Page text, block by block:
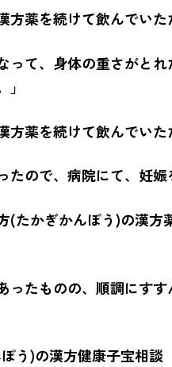
方薬を続けて飲んでいた
って、身体の重さがとれ
方薬を続けて飲んでいた
たので、病院にて、妊娠
(たかぎかんぽう)の漢
ったものの、順調にす
う)の漢方健康子宝相談